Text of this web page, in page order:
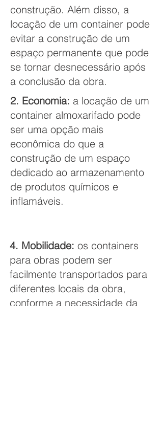
construção. Além disso, a
locação de um container pode
evitar a construção de um
espaço permanente que pode
se tornar desnecessário após
a conclusão da obra.
2. Economia: a locação de um
container almoxarifado pode
ser uma opção mais
econômica do que a
construção de um espaço
dedicado ao armazenamento
de produtos químicos e
inflamáveis.​
4. Mobilidade: os containers
para obras podem ser
facilmente transportados para
diferentes locais da obra,
conforme a necessidade da